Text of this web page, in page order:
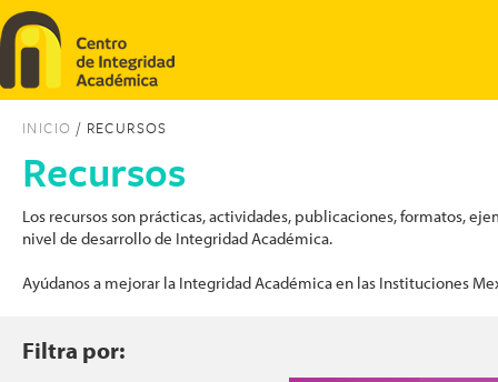
Pasar al contenido principal
INICIO / RECURSOS
Recursos
Los recursos son prácticas, actividades, publicaciones, formatos,
nivel de desarrollo de Integridad Académica.
Ayúdanos a mejorar la Integridad Académica en las Instituciones
Filtra por: